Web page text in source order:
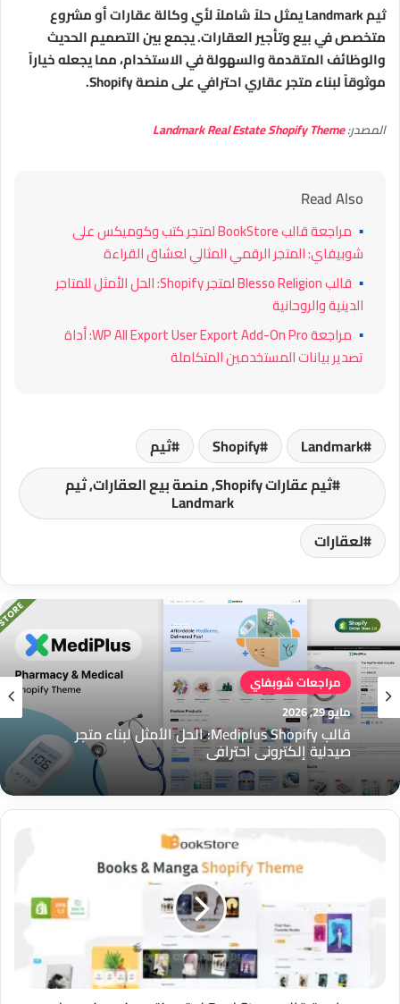
ثيم Landmark يمثل حلاً شاملاً لأي وكالة عقارات أو مشروع
متخصص في بيع وتأجير العقارات. يجمع بين التصميم الحديث
والوظائف المتقدمة والسهولة في الاستخدام، مما يجعله خياراً
موثوقاً لبناء متجر عقاري احترافي على منصة Shopify.
المصدر:Landmark Real Estate Shopify Theme
Read Also
▪
مراجعة قالب BookStore لمتجر كتب وكوميكس على
شوبيفاي: المتجر الرقمي المثالي لعشاق القراءة
▪
قالب Blesso Religion لمتجر Shopify: الحل الأمثل للمتاجر
الدينية والروحانية
▪
مراجعة WP All Export User Export Add-On Pro: أداة
تصدير بيانات المستخدمين المتكاملة
Landmark
Shopify
ثيم
ثيم عقارات Shopify, منصة بيع العقارات, ثيم
Landmark
لعقارات
مراجعات شوبفاي
مايو 29, 2026
قالب Mediplus Shopify: الحل الأمثل لبناء متجر
صيدلية إلكتروني احترافي
وكوميكس
شوبيفاي: